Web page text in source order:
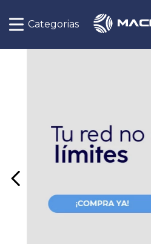
Categorias